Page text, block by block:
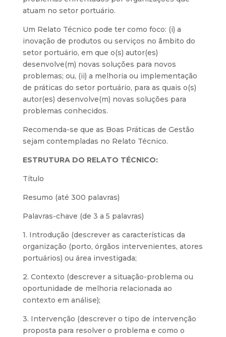
atuam no setor portuário.
Um Relato Técnico pode ter como foco: (i) a
inovação de produtos ou serviços no âmbito do
setor portuário, em que o(s) autor(es)
desenvolve(m) novas soluções para novos
problemas; ou, (ii) a melhoria ou implementação
de práticas do setor portuário, para as quais o(s)
autor(es) desenvolve(m) novas soluções para
problemas conhecidos.
Recomenda-se que as Boas Práticas de Gestão
sejam contempladas no Relato Técnico.
ESTRUTURA DO RELATO TÉCNICO:
Título
Resumo (até 300 palavras)
Palavras-chave (de 3 a 5 palavras)
1. Introdução (descrever as características da
organização (porto, órgãos intervenientes, atores
portuários) ou área investigada;
2. Contexto (descrever a situação-problema ou
oportunidade de melhoria relacionada ao
contexto em análise);
3. Intervenção (descrever o tipo de intervenção
proposta para resolver o problema e como o